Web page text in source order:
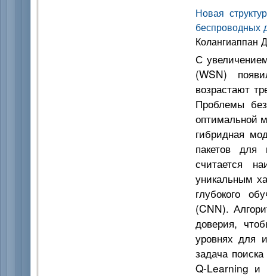
Новая
беспроводных
Колангиаппан
С
(WSN)
возрастают
Проблемы
оптимальной
гибридная
пакетов для
считается
уникальным
глубокого
(CNN).
доверия,
уровнях для
задача
Q-Learning и